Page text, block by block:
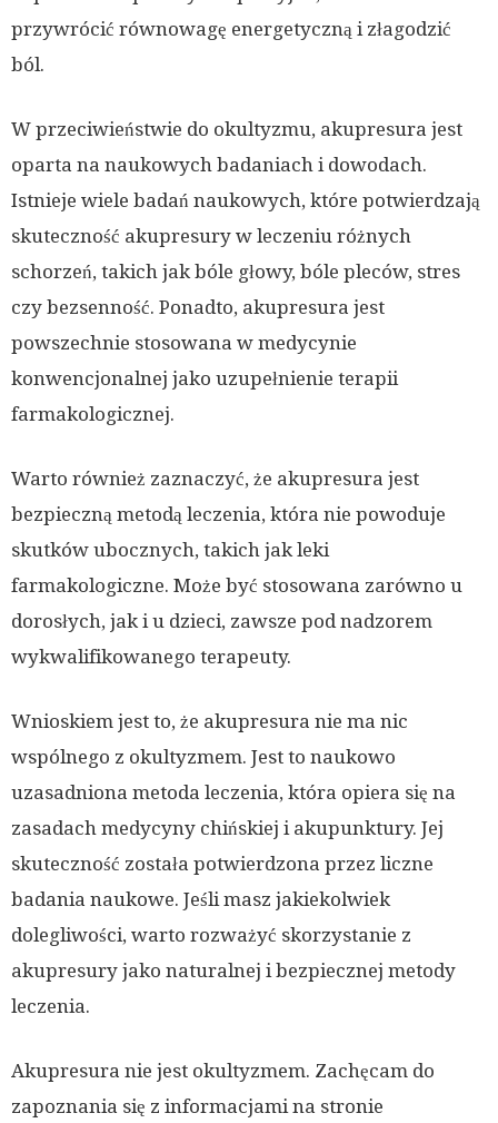
przywrócić równowagę energetyczną i złagodzić
ból.
W przeciwieństwie do okultyzmu, akupresura jest
oparta na naukowych badaniach i dowodach.
Istnieje wiele badań naukowych, które potwierdzają
skuteczność akupresury w leczeniu różnych
schorzeń, takich jak bóle głowy, bóle pleców, stres
czy bezsenność. Ponadto, akupresura jest
powszechnie stosowana w medycynie
konwencjonalnej jako uzupełnienie terapii
farmakologicznej.
Warto również zaznaczyć, że akupresura jest
bezpieczną metodą leczenia, która nie powoduje
skutków ubocznych, takich jak leki
farmakologiczne. Może być stosowana zarówno u
dorosłych, jak i u dzieci, zawsze pod nadzorem
wykwalifikowanego terapeuty.
Wnioskiem jest to, że akupresura nie ma nic
wspólnego z okultyzmem. Jest to naukowo
uzasadniona metoda leczenia, która opiera się na
zasadach medycyny chińskiej i akupunktury. Jej
skuteczność została potwierdzona przez liczne
badania naukowe. Jeśli masz jakiekolwiek
dolegliwości, warto rozważyć skorzystanie z
akupresury jako naturalnej i bezpiecznej metody
leczenia.
Akupresura nie jest okultyzmem. Zachęcam do
zapoznania się z informacjami na stronie